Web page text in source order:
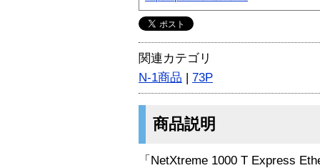
関連カテゴリ
N-1商品 | 73P
商品説明
「NetXtreme 1000 T Express